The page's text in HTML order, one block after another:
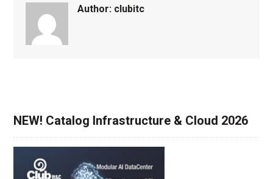
Author: clubitc
NEW! Catalog Infrastructure & Cloud 2026